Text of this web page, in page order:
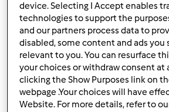
Thermomix ® TM 5
Najlepszy przepis
Kotlety sojowe mielone
Najczęściej komentowany
Kotlety sojowe mielone
device. Selecting I Accept enables
technologies to support the
and our partners process data to
disabled, some content and ads you
relevant to you. You can resurface
your choices or withdraw consent at
clicking the Show Purposes link on
webpage .Your choices will have
Website. For more details, refer to